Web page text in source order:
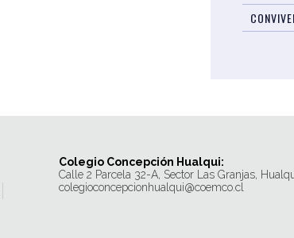
Colegio Concepción Hualqui:
Calle 2 Parcela 32-A, Sector Las Granjas,
colegioconcepcionhualqui@coemco.cl